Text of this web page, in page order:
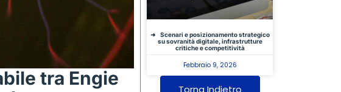
tra Engie
Scenari e posizionamento strategico
su sovranità digitale, infrastrutture
critiche e competitività
Febbraio 9, 2026
Torna Indietro